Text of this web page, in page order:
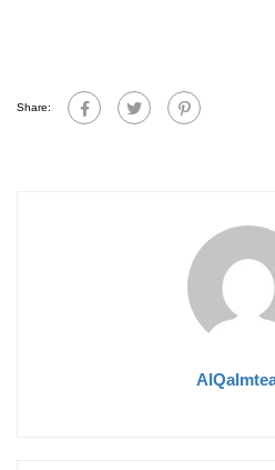
Share: